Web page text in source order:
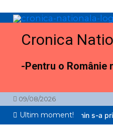
Cronica
-Pentru o Românie
09/08/2026
Ultim moment!
de 2 ani din Reghin s-a prins